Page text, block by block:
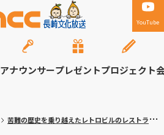
YouTube
アナウンサープレゼントプロジェクト
苦難の歴史を乗り越えたレトロビルのレストラン 長崎市「イタリアン喫茶 GIOIA」